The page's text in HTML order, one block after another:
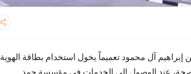
آل محمود تعميماً يخول استخدام بطاقة الهوية